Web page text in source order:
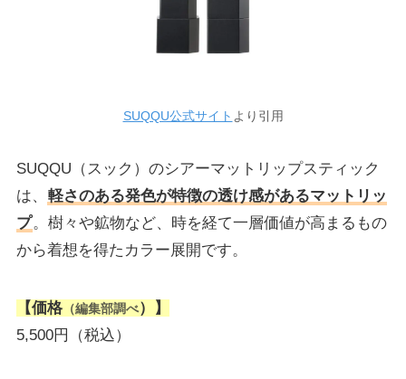
SUQQU公式サイト より引用
SUQQU（スック）のシアーマットリップスティック
は、 軽さのある発色が特徴の透け感があるマットリッ
プ。樹々や鉱物など、時を経て一層価値が高まるもの
から着想を得たカラー展開です。
【価格（編集部調べ）】
5,500円（税込）